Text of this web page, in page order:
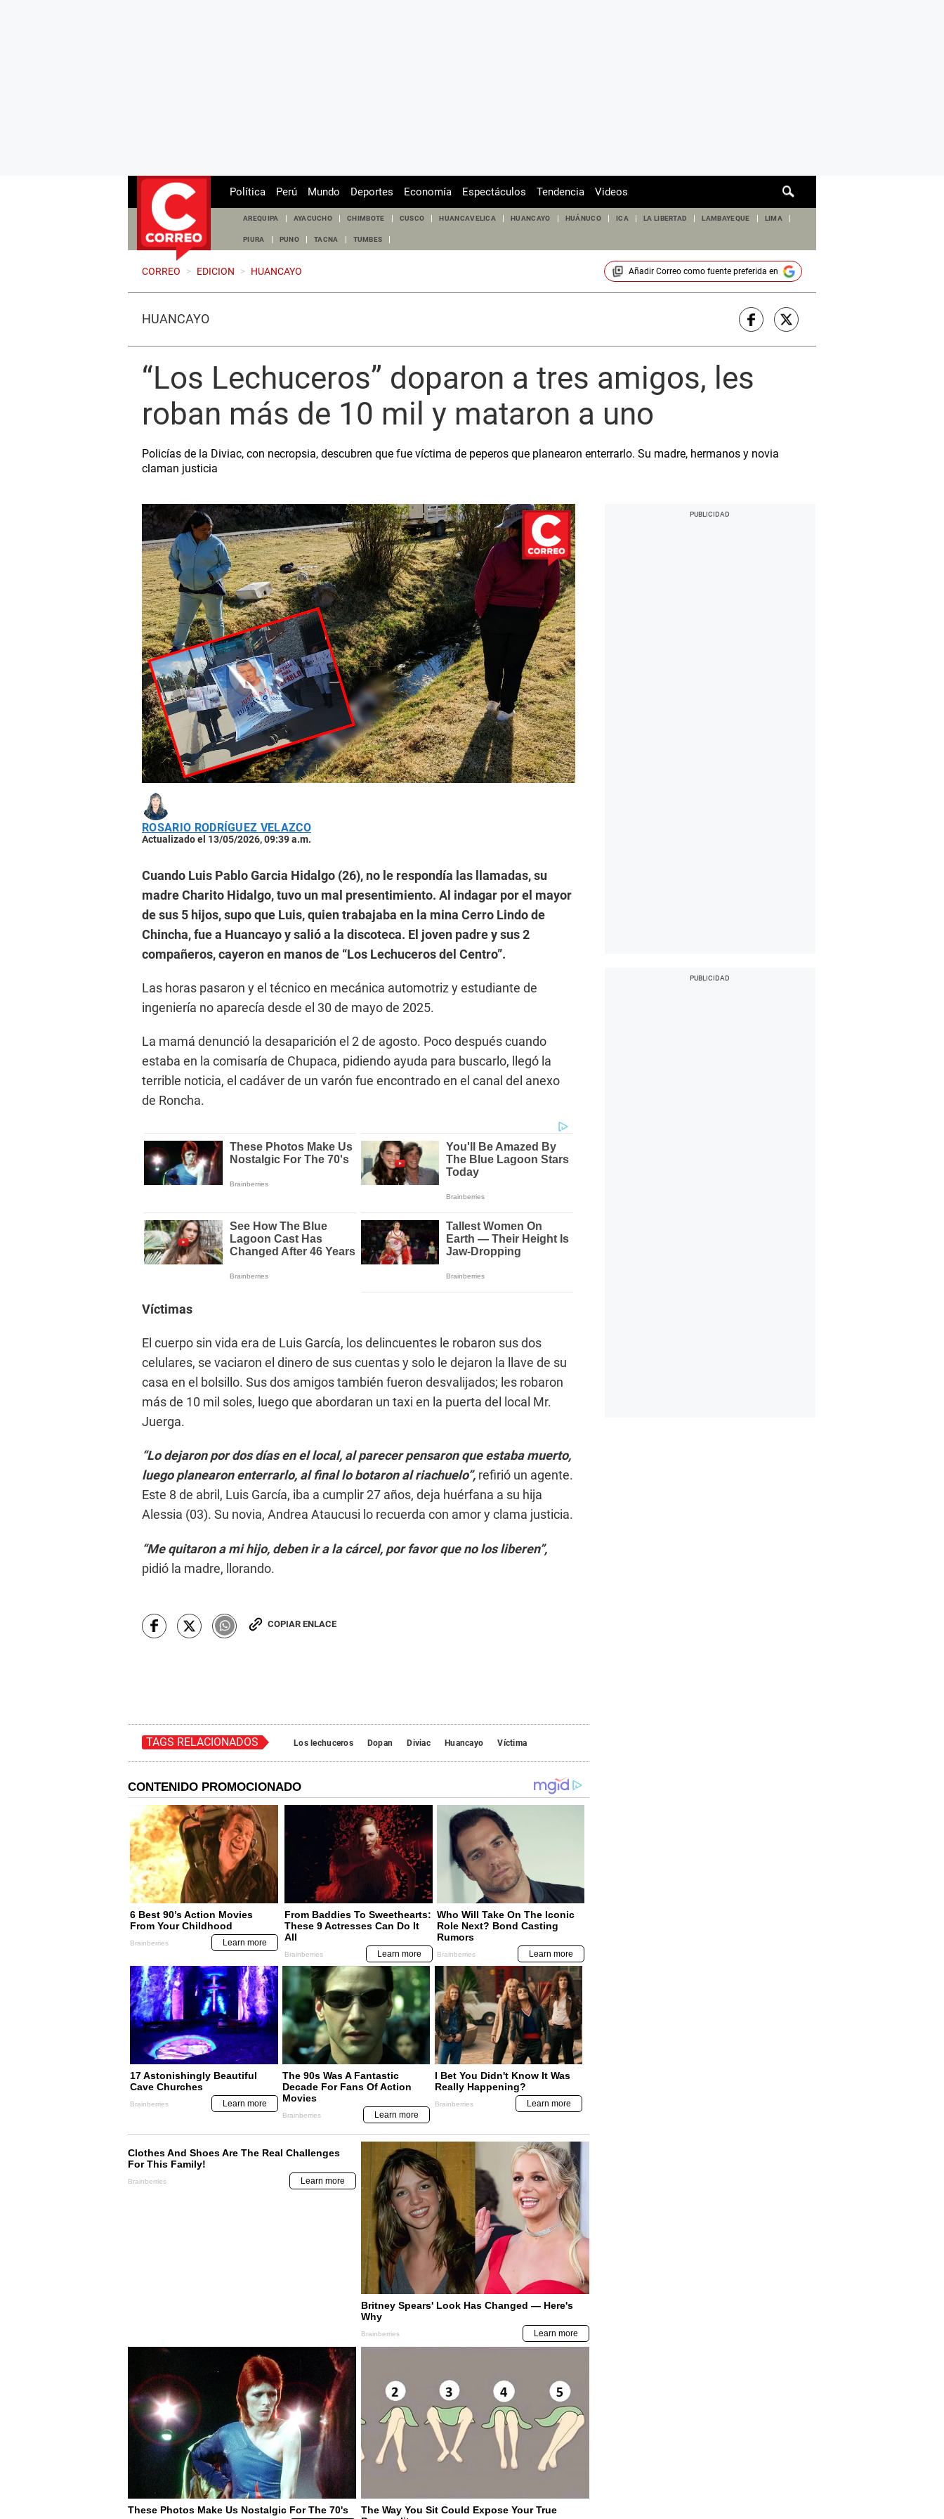
de
Política Perú Mundo Deportes Economía Espectáculos Tendencia Videos
AREQUIPA AYACUCHO CHIMBOTE CUSCO HUANCAVELICA HUANCAYO HUÁNUCO ICA LA LIBERTAD LAMBAYEQUE LIMA
PIURA PUNO TACNA TUMBES
CORREO > EDICION > HUANCAYO Añadir Correocomo fuente preferida en
HUANCAYO
“Los Lechuceros” doparon a tres amigos, les
roban más de 10 mil y mataron a uno
Policías de la Diviac, con necropsia, descubren que fue víctima de peperos que planearon enterrarlo. Su madre, hermanos y novia
claman justicia
ROSARIO RODRÍGUEZ VELAZCO
Actualizado el 13/05/2026, 09:39 a.m.
Cuando Luis Pablo Garcia Hidalgo (26), no le respondía las llamadas, su
madre Charito Hidalgo, tuvo un mal presentimiento. Al indagar por el mayor
de sus 5 hijos, supo que Luis, quien trabajaba en la mina Cerro Lindo de
Chincha, fue a Huancayo y salió a la discoteca. El joven padre y sus 2
compañeros, cayeron en manos de “Los Lechuceros del Centro”.
Las horas pasaron y el técnico en mecánica automotriz y estudiante de
ingeniería no aparecía desde el 30 de mayo de 2025.
La mamá denunció la desaparición el 2 de agosto. Poco después cuando
estaba en la comisaría de Chupaca, pidiendo ayuda para buscarlo, llegó la
terrible noticia, el cadáver de un varón fue encontrado en el canal del anexo
de Roncha.
Víctimas
El cuerpo sin vida era de Luis García, los delincuentes le robaron sus dos
celulares, se vaciaron el dinero de sus cuentas y solo le dejaron la llave de su
casa en el bolsillo. Sus dos amigos también fueron desvalijados; les robaron
más de 10 mil soles, luego que abordaran un taxi en la puerta del local Mr.
Juerga.
“Lo dejaron por dos días en el local, al parecer pensaron que estaba muerto,
luego planearon enterrarlo, al final lo botaron al riachuelo”, refirió un agente.
Este 8 de abril, Luis García, iba a cumplir 27 años, deja huérfana a su hija
Alessia (03). Su novia, Andrea Ataucusi lo recuerda con amor y clama justicia.
“Me quitaron a mi hijo, deben ir a la cárcel, por favor que no los liberen”,
pidió la madre, llorando.
COPIAR ENLACE
TAGS RELACIONADOS Los lechuceros Dopan Diviac Huancayo Víctima